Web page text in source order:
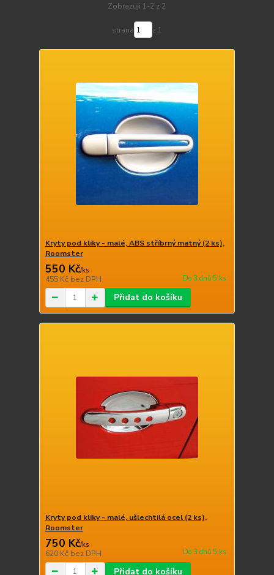
Zobrazuji 1-2 z 2
strana z 1
Kryty pod kliky - malé, ABS stříbrný matný (2 ks),
Roomster
550 Kč/ks
455 Kč bez DPH Do 3 dnů 5 ks
Přidat do košíku
Kryty pod kliky - malé, ušlechtilá ocel (2 ks),
Roomster
750 Kč/ks
620 Kč bez DPH Do 3 dnů 5 ks
Přidat do košíku